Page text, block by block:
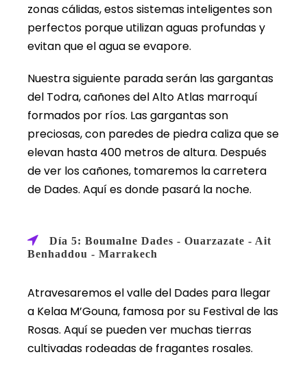
zonas cálidas, estos sistemas inteligentes son
perfectos porque utilizan aguas profundas y
evitan que el agua se evapore.
Nuestra siguiente parada serán las gargantas
del Todra, cañones del Alto Atlas marroquí
formados por ríos. Las gargantas son
preciosas, con paredes de piedra caliza que se
elevan hasta 400 metros de altura. Después
de ver los cañones, tomaremos la carretera
de Dades. Aquí es donde pasará la noche.
Día 5: Boumalne Dades - Ouarzazate - Ait
Benhaddou - Marrakech
Atravesaremos el valle del Dades para llegar
a Kelaa M’Gouna, famosa por su Festival de las
Rosas. Aquí se pueden ver muchas tierras
cultivadas rodeadas de fragantes rosales.